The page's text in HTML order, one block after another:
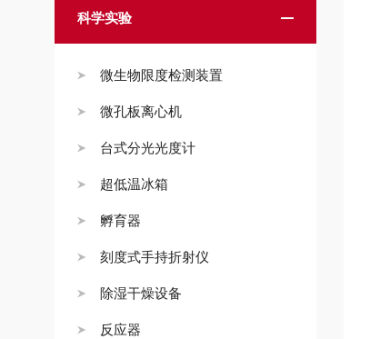
科学实验
微生物限度检测装置
微孔板离心机
台式分光光度计
超低温冰箱
孵育器
刻度式手持折射仪
除湿干燥设备
反应器